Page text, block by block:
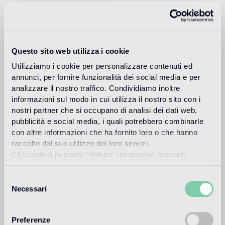
Questo sito web utilizza i cookie
Utilizziamo i cookie per personalizzare contenuti ed
annunci, per fornire funzionalità dei social media e per
analizzare il nostro traffico. Condividiamo inoltre
informazioni sul modo in cui utilizza il nostro sito con i
nostri partner che si occupano di analisi dei dati web,
pubblicità e social media, i quali potrebbero combinarle
con altre informazioni che ha fornito loro o che hanno
raccolto dal suo utilizzo dei loro servizi.
Cliccando il pulsante “Rifiuta” rimarranno presenti
tecnici.
delNecessari
Preferenze
Info
Design
vincent darré
Noto per le sue creazioni barocche, piene di fantasia, che
sfiorano il surrealismo, Vincent Darré è un personaggio a
sé nel mondo della decorazione.